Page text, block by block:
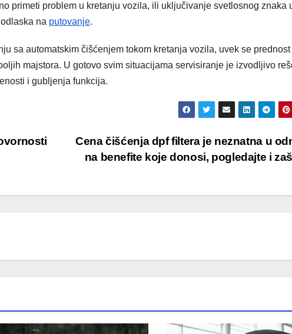
primeti problem u kretanju vozila, ili uključivanje svetlosnog znaka
na putovanje.
sa automatskim čišćenjem tokom kretanja vozila, uvek se
majstora. U gotovo svim situacijama servisiranje je izvodljivo
i gubljenja funkcija.
Cena čišćenja dpf filtera je neznatna u
na benefite koje donosi, pogledajte i